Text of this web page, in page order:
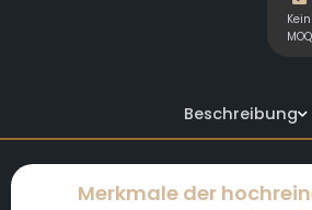
Kein
MOQ
Beschreibung
Merkmale der